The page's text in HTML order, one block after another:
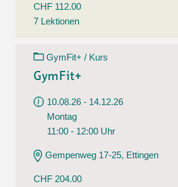
CHF 112.00
7 Lektionen
GymFit+ / Kurs
GymFit+
10.08.26 - 14.12.26
Montag
11:00 - 12:00 Uhr
Gempenweg 17-25, Ettingen
CHF 204.00